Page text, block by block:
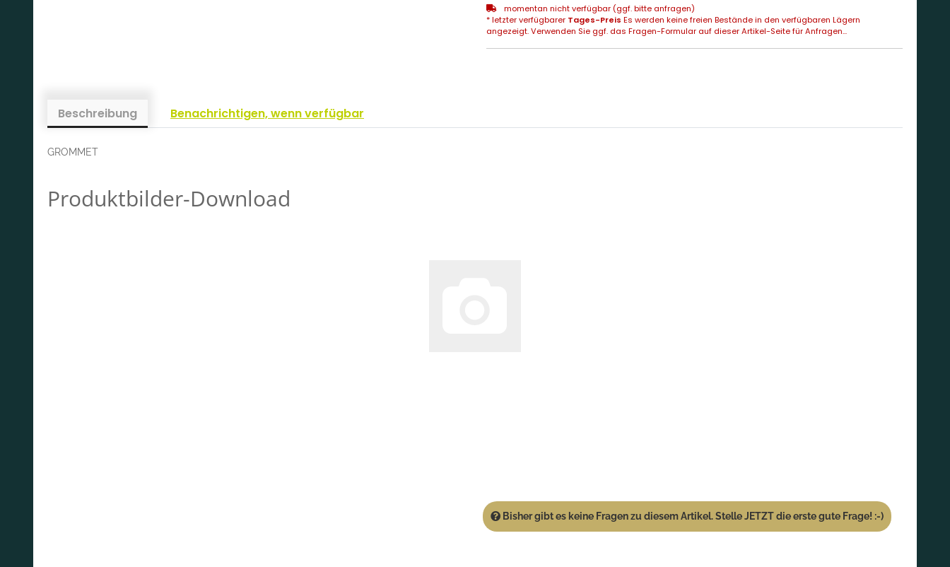
momentan nicht verfügbar (ggf. bitte anfragen)
* letzter verfügbarer Tages-Preis Es werden keine freien Bestände in den verfügbaren Lägern
angezeigt. Verwenden Sie ggf. das Fragen-Formular auf dieser Artikel-Seite für Anfragen...
Beschreibung Benachrichtigen, wenn verfügbar
GROMMET
Produktbilder-Download
Bisher gibt es keine Fragen zu diesem Artikel. Stelle JETZT die erste gute Frage! :-)